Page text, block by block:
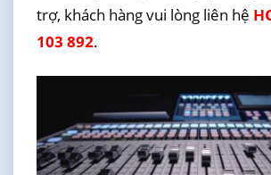
trợ, khách hàng vui lòng liên hệ
103 892.